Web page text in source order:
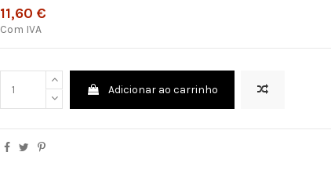
11,60 €
Com IVA
Adicionar ao carrinho